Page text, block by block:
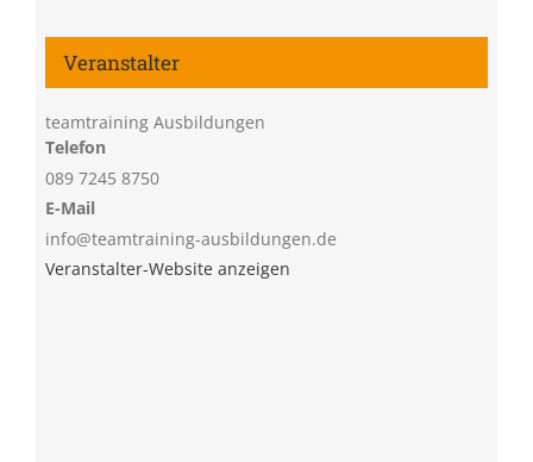
Veranstalter
teamtraining Ausbildungen
Telefon
089 7245 8750
E-Mail
info@teamtraining-ausbildungen.de
Veranstalter-Website anzeigen